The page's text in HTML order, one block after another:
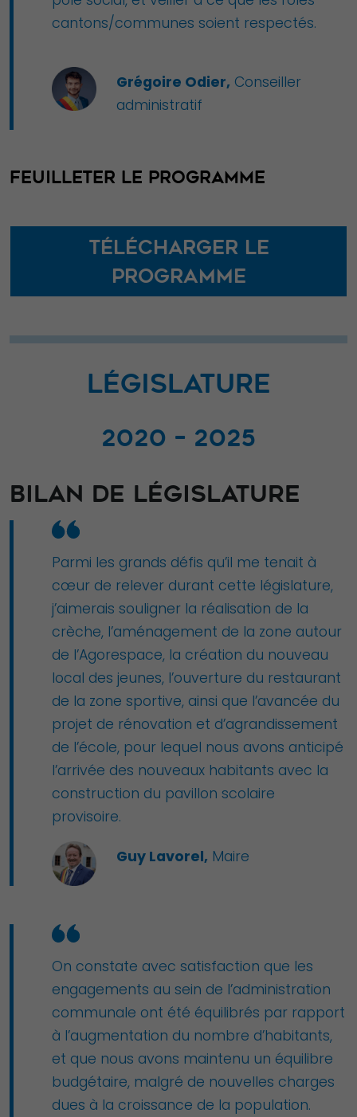
cantons/communes soient respectés.
Grégoire Odier, Conseiller
administratif
FEUILLETER LE PROGRAMME
Télécharger le
programme
LÉGISLATURE
2020 – 2025
BILAN DE LÉGISLATURE
Parmi les grands défis qu’il me tenait à
cœur de relever durant cette législature,
j’aimerais souligner la réalisation de la
crèche, l’aménagement de la zone autour
de l’Agorespace, la création du nouveau
local des jeunes, l’ouverture du restaurant
de la zone sportive, ainsi que l’avancée du
projet de rénovation et d’agrandissement
de l’école, pour lequel nous avons anticipé
l’arrivée des nouveaux habitants avec la
construction du pavillon scolaire
provisoire.
Guy Lavorel, Maire
On constate avec satisfaction que les
engagements au sein de l’administration
communale ont été équilibrés par rapport
à l’augmentation du nombre d’habitants,
et que nous avons maintenu un équilibre
budgétaire, malgré de nouvelles charges
dues à la croissance de la population.